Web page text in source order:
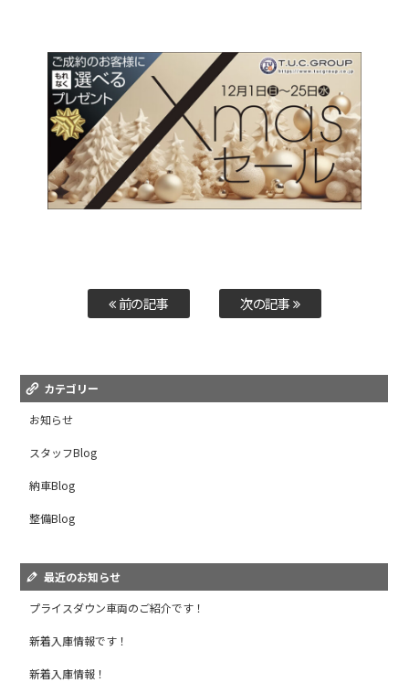
前の記事 次の記事
カテゴリー
お知らせ
スタッフBlog
納車Blog
整備Blog
最近のお知らせ
プライスダウン車両のご紹介です！
新着入庫情報です！
新着入庫情報！